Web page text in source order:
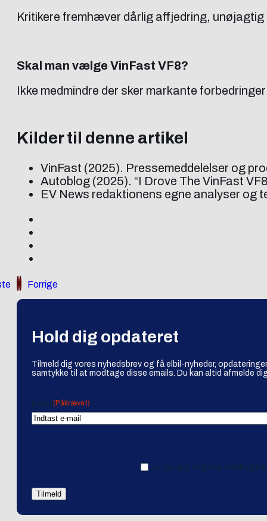
Kritikere fremhæver dårlig affjedring,
Skal man vælge VinFast VF8?
Ikke medmindre der sker markante
Kilder til denne artikel
VinFast (2025). Pressemeddelelser og
Autoblog (2025). “I Drove The VinFast
EV News redaktionens egne analyser og
Forrige
Hold dig opdateret
Tilmeld dig vores nyhedsbrev og få elbil-nyheder,
samtykke til at modtage disse emails. Du kan altid afmelde
Email (Påkrævet)
Ja tak, jeg vil gerne modtage